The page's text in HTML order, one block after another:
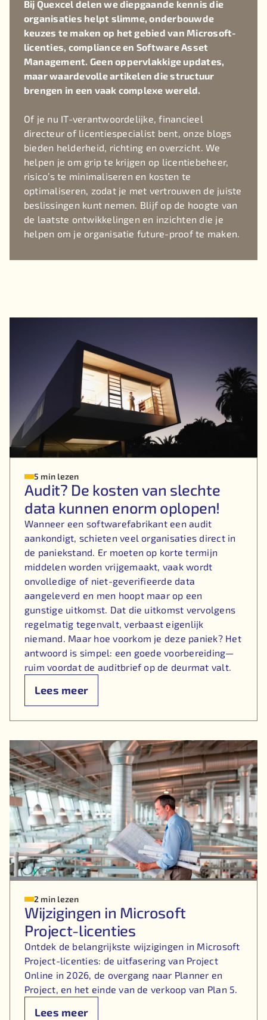
Bij Quexcel delen we diepgaande kennis die
organisaties helpt slimme, onderbouwde
keuzes te maken op het gebied van Microsoft-
licenties, compliance en Software Asset
Management. Geen oppervlakkige updates,
maar waardevolle artikelen die structuur
brengen in een vaak complexe wereld.
Of je nu IT-verantwoordelijke, financieel
directeur of licentiespecialist bent, onze blogs
bieden helderheid, richting en overzicht. We
helpen je om grip te krijgen op licentiebeheer,
risico’s te minimaliseren en kosten te
optimaliseren, zodat je met vertrouwen de juiste
beslissingen kunt nemen. Blijf op de hoogte van
de laatste ontwikkelingen en inzichten die je
helpen om je organisatie future-proof te maken.
5 min lezen
Audit? De kosten van slechte
data kunnen enorm oplopen!
Wanneer een softwarefabrikant een audit
aankondigt, schieten veel organisaties direct in
de paniekstand. Er moeten op korte termijn
middelen worden vrijgemaakt, vaak wordt
onvolledige of niet-geverifieerde data
aangeleverd en men hoopt maar op een
gunstige uitkomst. Dat die uitkomst vervolgens
regelmatig tegenvalt, verbaast eigenlijk
niemand. Maar hoe voorkom je deze paniek? Het
antwoord is simpel: een goede voorbereiding—
ruim voordat de auditbrief op de deurmat valt.
Lees meer
2 min lezen
Wijzigingen in Microsoft
Project-licenties
Ontdek de belangrijkste wijzigingen in Microsoft
Project-licenties: de uitfasering van Project
Online in 2026, de overgang naar Planner en
Project, en het einde van de verkoop van Plan 5.
Lees meer